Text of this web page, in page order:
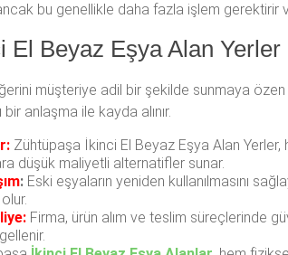
bu genellikle daha fazla işlem gerektirir
Beyaz Eşya Alan Yerler
müşteriye adil bir şekilde sunmaya
anlaşma ile kayda alınır.
Zühtüpaşa İkinci El Beyaz Eşya Alan Yerler,
düşük maliyetli alternatifler sunar.
: Eski eşyaların yeniden kullanılmasını
Firma, ürün alım ve teslim süreçlerinde